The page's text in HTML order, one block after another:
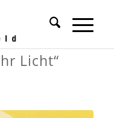
Licht“